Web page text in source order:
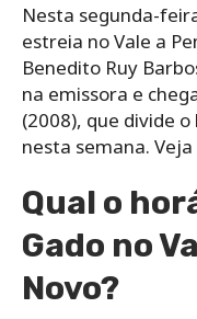
Nesta segunda-
estreia no Vale a
Benedito Ruy
na emissora e
(2008), que divide
nesta semana.
Qual o
Gado no
Novo?